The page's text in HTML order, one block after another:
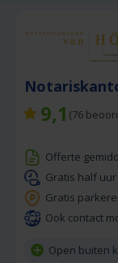
9,1 (76
Offerte
Gratis half
Gratis
Ook contact
Open buiten